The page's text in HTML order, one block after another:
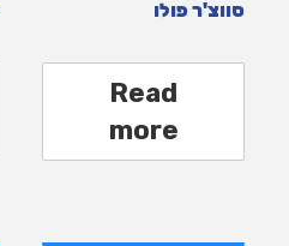
סווצ'ר פולו
Read
more